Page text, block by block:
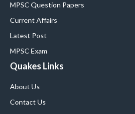
MPSC Question Papers
Current Affairs
Latest Post
MPSC Exam
Quakes Links
About Us
Contact Us